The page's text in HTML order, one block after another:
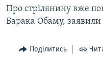
Усі сайти RFE/RL
Про стрілянину вже
Барака Обаму, заявили
Поділитись